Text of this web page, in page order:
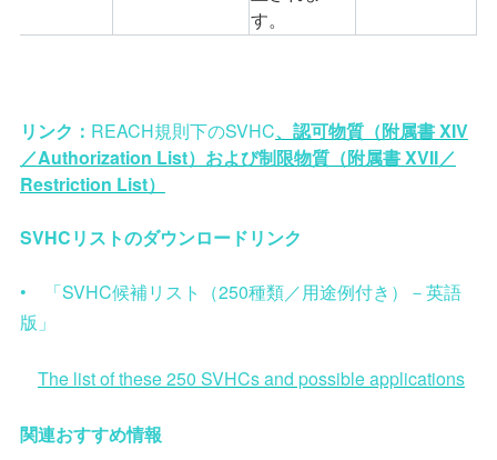
す。
リンク ： REACH規則下のSVHC、認可物質（附属書XIV
／Authorization List）および制限物質（附属書XVII／
Restriction List）
SVHCリストのダウンロードリンク
• 「SVHC候補リスト（250種類／用途例付き）－英語
版」
The list of these 250 SVHCs and possible applications
関連おすすめ情報